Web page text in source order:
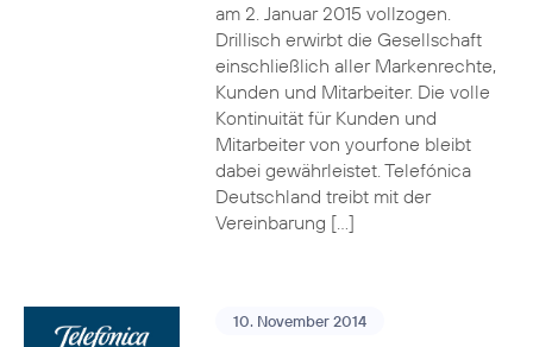
am 2. Januar 2015 vollzogen.
Drillisch erwirbt die Gesellschaft
einschließlich aller Markenrechte,
Kunden und Mitarbeiter. Die volle
Kontinuität für Kunden und
Mitarbeiter von yourfone bleibt
dabei gewährleistet. Telefónica
Deutschland treibt mit der
Vereinbarung […]
10. November 2014